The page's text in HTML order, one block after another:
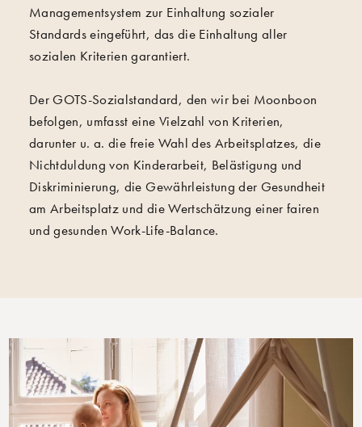
Managementsystem zur Einhaltung sozialer
Standards eingeführt, das die Einhaltung aller
sozialen Kriterien garantiert.
Der GOTS-Sozialstandard, den wir bei Moonboon
befolgen, umfasst eine Vielzahl von Kriterien,
darunter u. a. die freie Wahl des Arbeitsplatzes, die
Nichtduldung von Kinderarbeit, Belästigung und
Diskriminierung, die Gewährleistung der Gesundheit
am Arbeitsplatz und die Wertschätzung einer fairen
und gesunden Work-Life-Balance.